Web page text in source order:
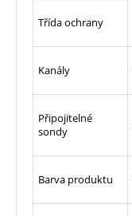
Třída ochrany
Kanály
Připojitelné
sondy
Barva produktu